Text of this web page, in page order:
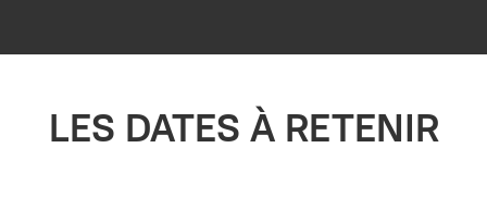
LES DATES À RETENIR